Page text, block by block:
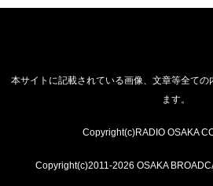
本サイトに記載されている画像、文章等全ての
ます。
Copyright(c)RADIO OSAKA
Copyright(c)2011-2026 OSAKA